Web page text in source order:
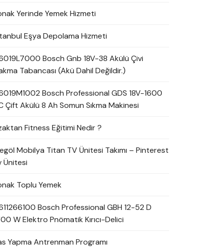
Yerinde Yemek Hizmeti
Eşya Depolama Hizmeti
Bosch Gnb 18V-38 Akülü Çivi
Tabancası (Akü Dahil Değildir.)
Bosch Professional GDS 18V-1600
Çift Akülü 8 Ah Somun Sıkma Makinesi
Fitness Eğitimi Nedir ?
Mobilya Titan TV Ünitesi Takımı – Pinterest
Ünitesi
Toplu Yemek
Bosch Professional GBH 12-52 D
W Elektro Pnömatik Kırıcı-Delici
Yapma Antrenman Programı